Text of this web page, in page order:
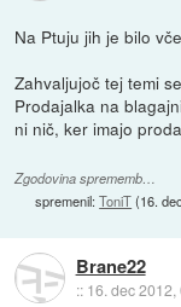
Na Ptuju jih je bilo
Zahvaljujoč tej temi
Prodajalka na
ni nič, ker imajo
Zgodovina sprememb…
spremenil:ToniT(16.
Brane22
:: 16. dec 2012,